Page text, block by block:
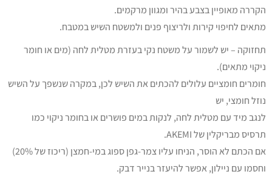
הקררה מאופיין בצבע בהיר ומגוון מרקמים.
מתאים לחיפוי קירות ולריצוף פנים ולמשטח השיש במטבח.
תחזוקה – יש לשמור על משטח נקי בעזרת מטלית לחה (מים או חומר
ניקוי מתאים).
חומרים חומציים עלולים להכתים את השיש לכן, במקרה שנשפך על השיש
נוזל חומצי, יש
לנגב מיד עם מטלית לחה, לנקות במים פושרים או בחומר ניקוי כמו
תרסיס מבריקלין של AKEMI.
אם הכתם לא הוסר, הניחו עליו צמר-גפן ספוג במי-חמצן (ריכוז של 20%)
וחסמו עם ניילון, אפשר להיעזר בנייר דבק.